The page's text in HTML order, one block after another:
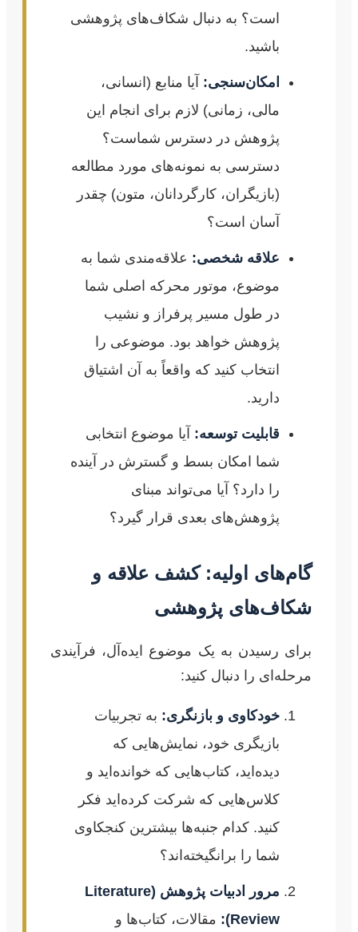
است؟ به دنبال شکاف‌های پژوهشی
باشید.
امکان‌سنجی: آیا منابع (انسانی،
مالی، زمانی) لازم برای انجام این
پژوهش در دسترس شماست؟
دسترسی به نمونه‌های مورد مطالعه
(بازیگران، کارگردانان، متون) چقدر
آسان است؟
علاقه شخصی: علاقه‌مندی شما به
موضوع، موتور محرکه اصلی شما
در طول مسیر پرفراز و نشیب
پژوهش خواهد بود. موضوعی را
انتخاب کنید که واقعاً به آن اشتیاق
دارید.
قابلیت توسعه: آیا موضوع انتخابی
شما امکان بسط و گسترش در آینده
را دارد؟ آیا می‌تواند مبنای
پژوهش‌های بعدی قرار گیرد؟
گام‌های اولیه: کشف علاقه و
شکاف‌های پژوهشی
برای رسیدن به یک موضوع ایده‌آل، فرآیندی
مرحله‌ای را دنبال کنید:
خودکاوی و بازنگری: به تجربیات
بازیگری خود، نمایش‌هایی که
دیده‌اید، کتاب‌هایی که خوانده‌اید و
کلاس‌هایی که شرکت کرده‌اید فکر
کنید. کدام جنبه‌ها بیشترین کنجکاوی
شما را برانگیخته‌اند؟
مرور ادبیات پژوهش (Literature
Review):
مقالات، کتاب‌ها و